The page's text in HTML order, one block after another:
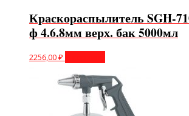
Краскораспылитель SGH-
ф 4.6.8мм верх. бак 5000мл
2256,00₽